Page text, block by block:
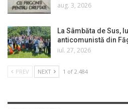
aug. 3, 2026
La Sâmbăta de Sus,
anticomunistă din
iul. 27, 2026
PREV NEXT 1 of 2.484